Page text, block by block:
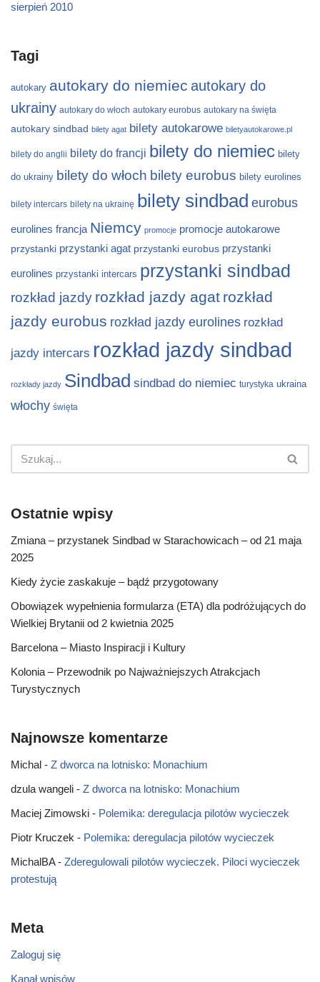
sierpień 2010
Tagi
autokary autokary do niemiec autokary do
ukrainy autokary do włoch autokary eurobus autokary na święta
autokary sindbad bilety agat bilety autokarowe biletyautokarowe.pl
bilety do anglii bilety do francji bilety do niemiec bilety
do ukrainy bilety do włoch bilety eurobus bilety eurolines
bilety intercars bilety na ukrainę bilety sindbad eurobus
eurolines francja Niemcy promocje promocje autokarowe
przystanki przystanki agat przystanki eurobus przystanki
eurolines przystanki intercars przystanki sindbad
rozkład jazdy rozkład jazdy agat rozkład
jazdy eurobus rozkład jazdy eurolines rozkład
jazdy intercars rozkład jazdy sindbad
rozkłady jazdy Sindbad sindbad do niemiec turystyka ukraina
włochy święta
Ostatnie wpisy
Zmiana – przystanek Sindbad w Starachowicach – od 21 maja
2025
Kiedy życie zaskakuje – bądź przygotowany
Obowiązek wypełnienia formularza (ETA) dla podróżujących do
Wielkiej Brytanii od 2 kwietnia 2025
Barcelona – Miasto Inspiracji i Kultury
Kolonia – Przewodnik po Najważniejszych Atrakcjach
Turystycznych
Najnowsze komentarze
Michal - Z dworca na lotnisko: Monachium
dzula wangeli - Z dworca na lotnisko: Monachium
Maciej Zimowski - Polemika: deregulacja pilotów wycieczek
Piotr Kruczek - Polemika: deregulacja pilotów wycieczek
MichalBA- Zderegulowali pilotów wycieczek. Piloci wycieczek
protestują
Meta
Zaloguj się
Kanał wpisów